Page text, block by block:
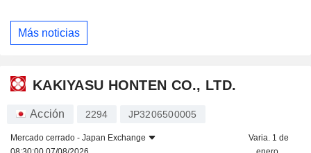
Más noticias
KAKIYASU HONTEN CO., LTD.
Acción 2294 JP3206500005
Mercado cerrado - Japan Exchange
Varia. 1 de